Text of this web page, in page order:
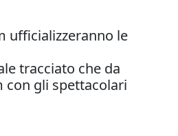
ufficializzeranno le
tracciato che da
con gli spettacolari